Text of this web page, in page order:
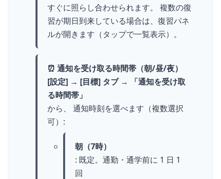
すぐに照らし合わせられます。 複数の復
習が期日到来している場合は、復習パネ
ルが開きます（タップで一覧表示）。
⏰ 通知を受け取る時間帯（朝/昼/夜）
[設定] → [目標] タブ → 「通知を受け取
る時間帯」
から、 通知時刻を選べます（複数選択
可）:
朝（7時）
: 既定。通勤・通学前に 1 日 1
回